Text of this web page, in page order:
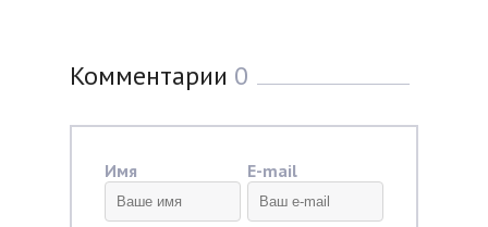
Комментарии 0
Имя E-mail